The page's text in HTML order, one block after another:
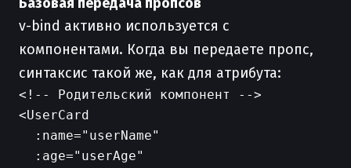
v-bind активно используется с
компонентами. Когда вы передаете пропс,
синтаксис такой же, как для атрибута:
<!-- Родительский компонент -->
<UserCard
  :name="userName"
  :age="userAge"